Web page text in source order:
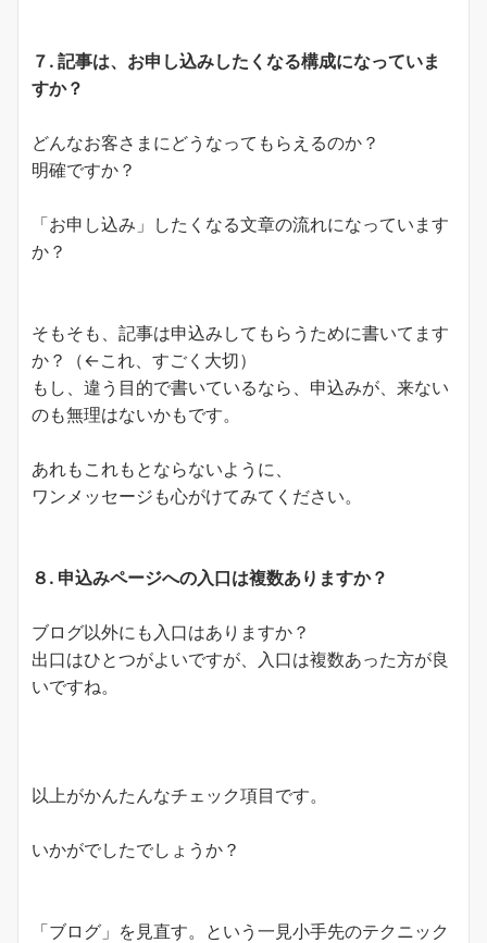
７. 記事は、お申し込みしたくなる構成になっていま
すか？
どんなお客さまにどうなってもらえるのか？
明確ですか？
「お申し込み」したくなる文章の流れになっています
か？
そもそも、記事は申込みしてもらうために書いてます
か？（←これ、すごく大切）
もし、違う目的で書いているなら、申込みが、来ない
のも無理はないかもです。
あれもこれもとならないように、
ワンメッセージも心がけてみてください。
８. 申込みページへの入口は複数ありますか？
ブログ以外にも入口はありますか？
出口はひとつがよいですが、入口は複数あった方が良
いですね。
以上がかんたんなチェック項目です。
いかがでしたでしょうか？
「ブログ」を見直す。という一見小手先のテクニック